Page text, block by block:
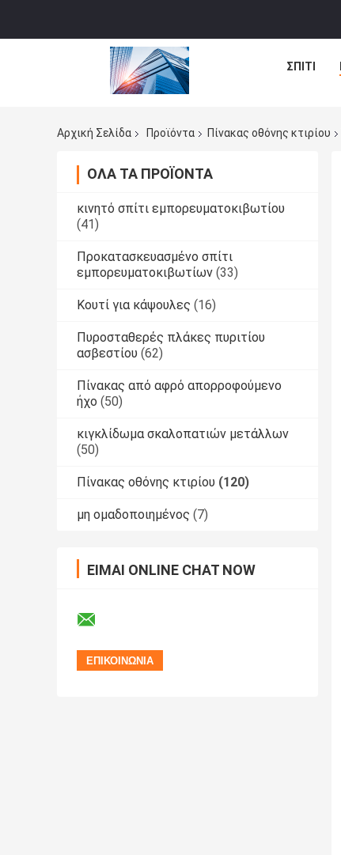
ΣΠΊΤΙ
Αρχική Σελίδα Προϊόντα Πίνακας οθόνης κτιρίου
ΌΛΑ ΤΑ ΠΡΟΪΌΝΤΑ
κινητό σπίτι εμπορευματοκιβωτίου
(41)
Προκατασκευασμένο σπίτι
εμπορευματοκιβωτίων (33)
Κουτί για κάψουλες (16)
Πυροσταθερές πλάκες πυριτίου
ασβεστίου (62)
Πίνακας από αφρό απορροφούμενο
ήχο (50)
κιγκλίδωμα σκαλοπατιών μετάλλων
(50)
Πίνακας οθόνης κτιρίου (120)
μη ομαδοποιημένος (7)
ΕΊΜΑΙ ONLINE CHAT NOW